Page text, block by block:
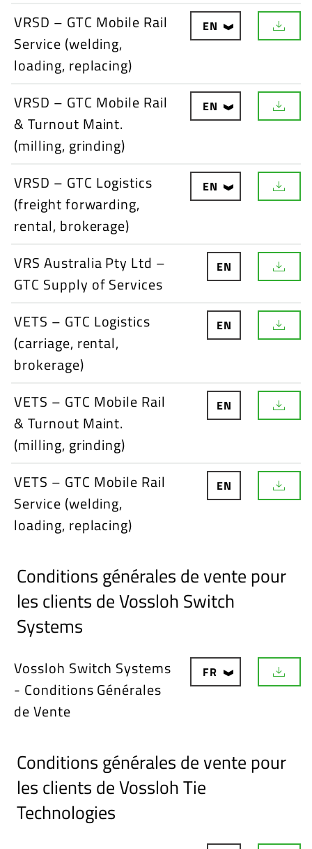
o
a
d
VRSD – GTC Mobile Rail
Service (welding,
loading, replacing)
EN
D
o
o
a
d
VRSD – GTC Mobile Rail
& Turnout Maint.
(milling, grinding)
EN
D
o
o
a
d
VRSD – GTC Logistics
(freight forwarding,
rental, brokerage)
EN
D
o
o
a
d
VRS Australia Pty Ltd –
GTC Supply of Services
EN
D
o
n
o
VETS – GTC Logistics
(carriage, rental,
brokerage)
EN
D
o
o
a
d
VETS – GTC Mobile Rail
& Turnout Maint.
(milling, grinding)
EN
D
o
o
a
d
VETS – GTC Mobile Rail
Service (welding,
loading, replacing)
EN
D
o
d
Conditions générales de vente pour
les clients de Vossloh Switch
Systems
Vossloh Switch Systems
- Conditions Générales
de Vente
FR
D
o
d
Conditions générales de vente pour
les clients de Vossloh Tie
Technologies